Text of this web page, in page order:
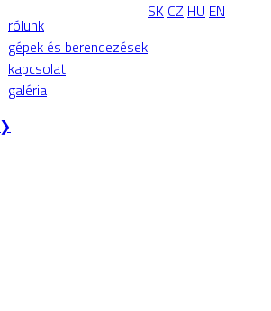
rólunk
gépek és berendezések
kapcsolat
galéria
SK CZ HU EN
❯